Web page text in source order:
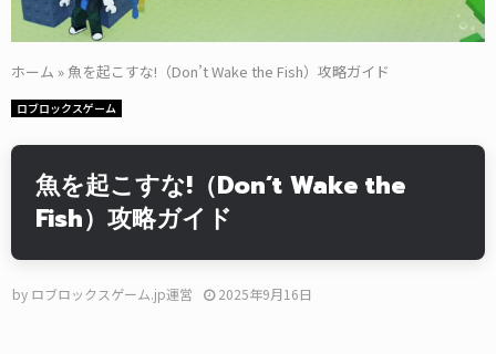
ホーム » 魚を起こすな!（Don’t Wake the Fish）攻略ガイド
ロブロックスゲーム
魚を起こすな!（Don’t Wake the
Fish）攻略ガイド
by ロブロックスゲーム.jp運営 2025年9月16日